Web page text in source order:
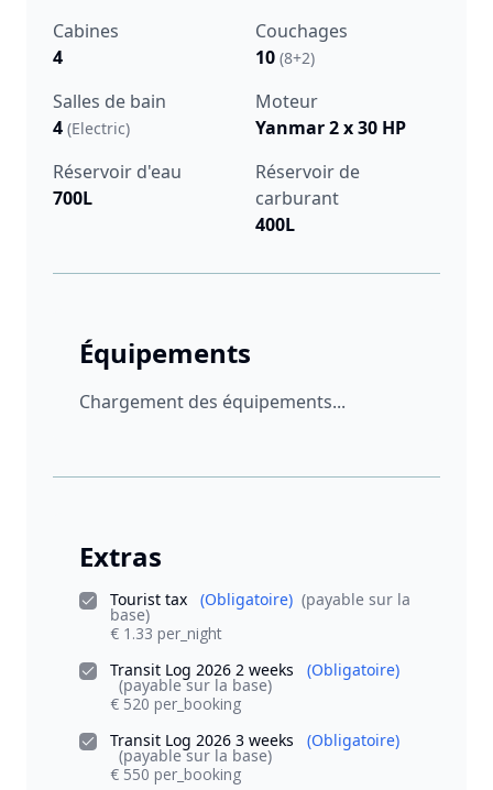
Cabines
4
Couchages
10 (8+2)
Salles de bain
4 (Electric)
Moteur
Yanmar 2 x 30 HP
Réservoir d'eau
700L
Réservoir de
carburant
400L
Équipements
Chargement des équipements...
Extras
Tourist tax (Obligatoire) (payable sur la
base)
€ 1.33 per_night
Transit Log 2026 2 weeks
(Obligatoire)
(payable sur la base)
€ 520 per_booking
Transit Log 2026 3 weeks
(Obligatoire)
(payable sur la base)
€ 550 per_booking